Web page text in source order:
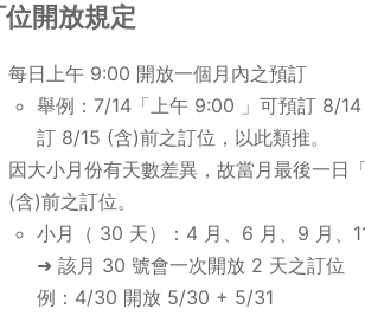
位開放規定
每日上午 9:00 開放一個月內之預訂
舉例：7/14「上午 9:00 」可預訂 8/
訂 8/15 (含)前之訂位，以此類推。
因大小月份有天數差異，故當月最後一日
(含)前之訂位。
小月（ 30 天）：4 月、6 月、9 月、
➜ 該月 30 號會一次開放 2 天之訂位
例：4/30 開放 5/30 + 5/31